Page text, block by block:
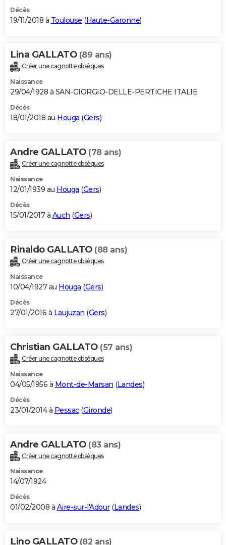
Décès
19/11/2018 à Toulouse (Haute-Garonne)
Lina GALLATO (89 ans)
Créer une cagnotte obsèques
Naissance
29/04/1928 à SAN-GIORGIO-DELLE-PERTICHE ITALIE
Décès
18/01/2018 au Houga (Gers)
Andre GALLATO (78 ans)
Créer une cagnotte obsèques
Naissance
12/01/1939 au Houga (Gers)
Décès
15/01/2017 à Auch (Gers)
Rinaldo GALLATO (88 ans)
Créer une cagnotte obsèques
Naissance
10/04/1927 au Houga (Gers)
Décès
27/01/2016 à Laujuzan (Gers)
Christian GALLATO (57 ans)
Créer une cagnotte obsèques
Naissance
04/05/1956 à Mont-de-Marsan (Landes)
Décès
23/01/2014 à Pessac(Gironde)
Andre GALLATO (83 ans)
Créer une cagnotte obsèques
Naissance
14/07/1924
Décès
01/02/2008 à Aire-sur-l'Adour(Landes)
Lino GALLATO (82 ans)